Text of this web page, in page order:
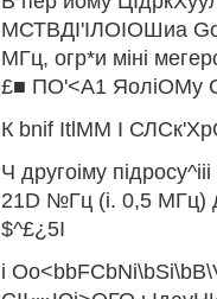
МСТВДІ'ІЛОІОШиа
МГц, огр*и міні
£■ ПО'<А1 ЯоліОМу
К bnif ItlMM І
Ч другоіму
21D №Гц (і. 0,5 МГц)
$^£¿5І
і